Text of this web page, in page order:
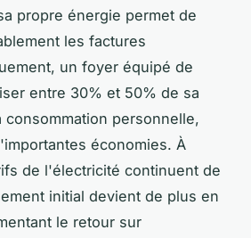
propre énergie permet de
les factures
un foyer équipé de
entre 30% et 50% de sa
personnelle,
économies. À
de l'électricité continuent de
initial devient de plus en
le retour sur